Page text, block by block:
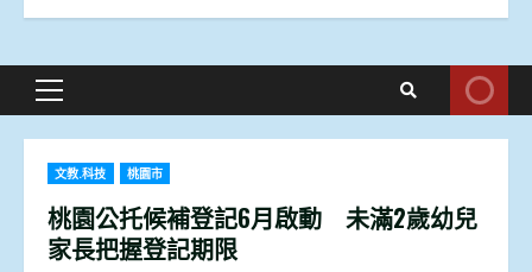
Primary
文教.科技 桃園市
桃園公托候補登記6月啟動 未滿2歲幼兒
家長把握登記期限